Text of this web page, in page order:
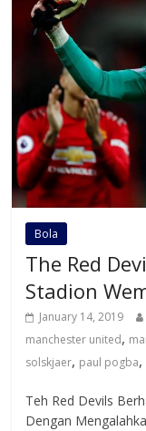
Bola
The Red
Stadion
January 14, 2019
manchester united,
solskjaer, paul pogba,
Teh Red Devils
Dengan